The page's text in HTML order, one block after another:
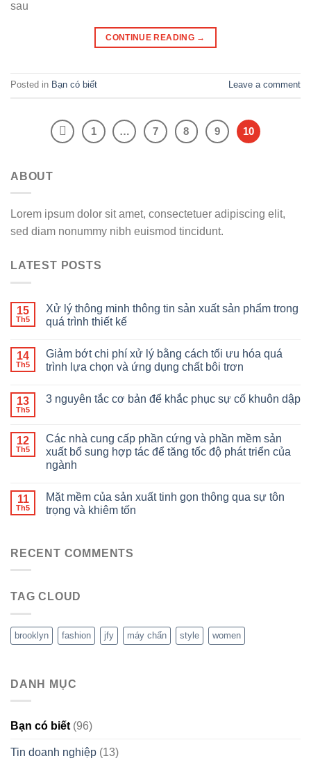
sau
CONTINUE READING →
Posted in Bạn có biết Leave a comment
1 … 7 8 9 10
ABOUT
Lorem ipsum dolor sit amet, consectetuer adipiscing elit,
sed diam nonummy nibh euismod tincidunt.
LATEST POSTS
15
Th5
Xử lý thông minh thông tin sản xuất sản phẩm trong
quá trình thiết kế
14
Th5
Giảm bớt chi phí xử lý bằng cách tối ưu hóa quá
trình lựa chọn và ứng dụng chất bôi trơn
13
Th5
3 nguyên tắc cơ bản để khắc phục sự cố khuôn dập
12
Th5
Các nhà cung cấp phần cứng và phần mềm sản
xuất bổ sung hợp tác để tăng tốc độ phát triển của
ngành
11
Th5
Mặt mềm của sản xuất tinh gọn thông qua sự tôn
trọng và khiêm tốn
RECENT COMMENTS
TAG CLOUD
brooklyn fashion jfy máy chấn style women
DANH MỤC
Bạn có biết (96)
Tin doanh nghiệp (13)